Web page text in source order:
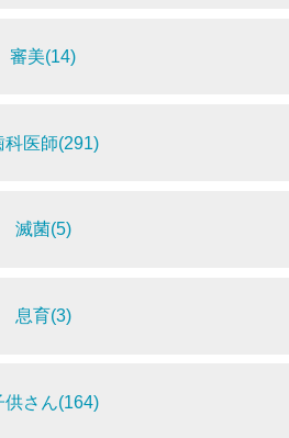
審美(14)
科医師(291)
滅菌(5)
息育(3)
供さん(164)